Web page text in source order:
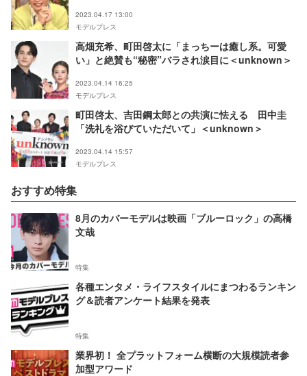
2023.04.17 13:00
モデルプレス
高畑充希、町田啓太に「まっちーは癒し系。可愛
い」と絶賛も“秘密”バラされ涙目に＜unknown＞
2023.04.14 16:25
モデルプレス
町田啓太、吉田鋼太郎との共演に怯える 田中圭
「洗礼を浴びていただいて」＜unknown＞
2023.04.14 15:57
モデルプレス
おすすめ特集
8月のカバーモデルは映画「ブルーロック」の高橋
文哉
特集
各種エンタメ・ライフスタイルにまつわるランキン
グ＆読者アンケート結果を発表
特集
業界初！ 全プラットフォーム横断の大規模読者参
加型アワード